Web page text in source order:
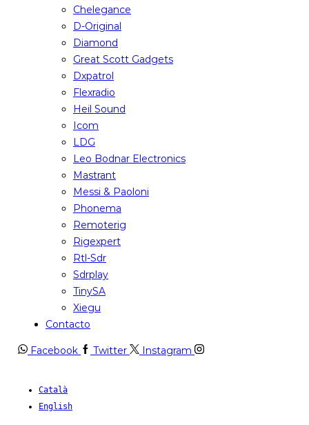
Chelegance
D-Original
Diamond
Great Scott Gadgets
Dxpatrol
Flexradio
Heil Sound
Icom
LDG
Leo Bodnar Electronics
Mastrant
Messi & Paoloni
Phonema
Remoterig
Rigexpert
Rtl-Sdr
Sdrplay
TinySA
Xiegu
Contacto
Facebook Twitter Instagram
Català
English